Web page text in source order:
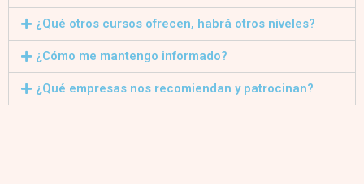
¿Qué otros cursos ofrecen, habrá otros niveles?
¿Cómo me mantengo informado?
¿Qué empresas nos recomiendan y patrocinan?